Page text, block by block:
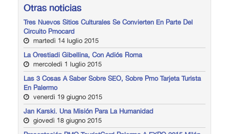
Otras noticias
Tres Nuevos Sitios Culturales Se Convierten En Parte Del
Circuito Pmocard
martedì 14 luglio 2015
La Orestiadi Gibellina, Con Adiós Roma
mercoledì 1 luglio 2015
Las 3 Cosas A Saber Sobre SEO, Sobre Pmo Tarjeta Turista
En Palermo
venerdì 19 giugno 2015
Jan Karski. Una Misión Para La Humanidad
giovedì 18 giugno 2015